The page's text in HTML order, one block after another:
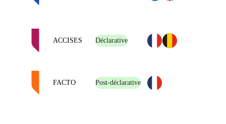
ACCISES Déclarative
FACTO Post-déclarative